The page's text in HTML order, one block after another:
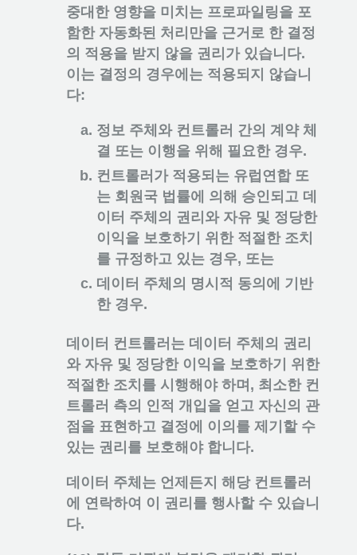
중대한 영향을 미치는 프로파일링을 포
함한 자동화된 처리만을 근거로 한 결정
의 적용을 받지 않을 권리가 있습니다.
이는 결정의 경우에는 적용되지 않습니
다:
정보 주체와 컨트롤러 간의 계약 체
결 또는 이행을 위해 필요한 경우.
컨트롤러가 적용되는 유럽연합 또
는 회원국 법률에 의해 승인되고 데
이터 주체의 권리와 자유 및 정당한
이익을 보호하기 위한 적절한 조치
를 규정하고 있는 경우, 또는
데이터 주체의 명시적 동의에 기반
한 경우.
데이터 컨트롤러는 데이터 주체의 권리
와 자유 및 정당한 이익을 보호하기 위한
적절한 조치를 시행해야 하며, 최소한 컨
트롤러 측의 인적 개입을 얻고 자신의 관
점을 표현하고 결정에 이의를 제기할 수
있는 권리를 보호해야 합니다.
데이터 주체는 언제든지 해당 컨트롤러
에 연락하여 이 권리를 행사할 수 있습니
다.